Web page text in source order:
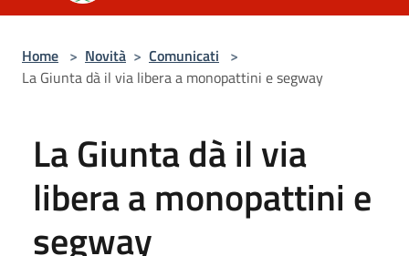
Home > Novità > Comunicati >
La Giunta dà il via libera a monopattini e segway
La Giunta dà il via
libera a monopattini e
segway